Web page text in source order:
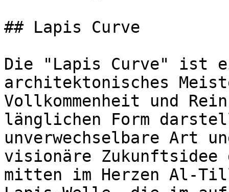
## Lapis Curve
Die "Lapis Curve" ist
architektonisches
Vollkommenheit und
länglichen Form
unverwechselbare Art
visionäre Zukunftsidee
mitten im Herzen Al-